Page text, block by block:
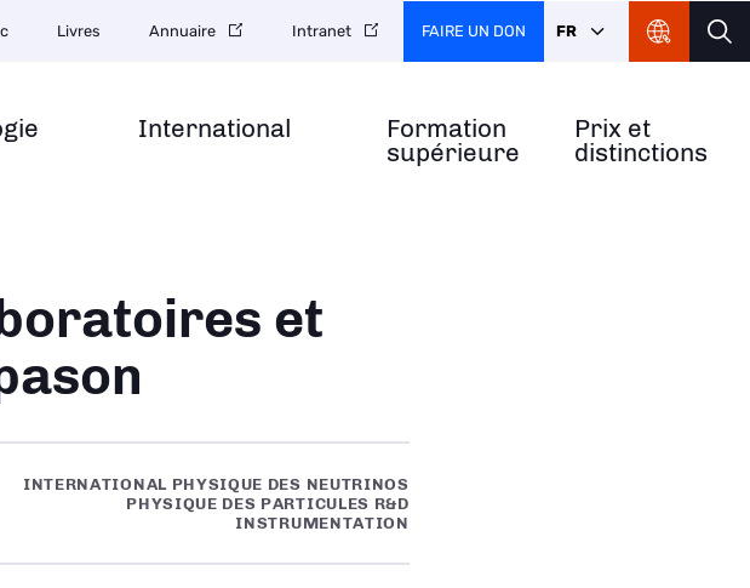
International
Formation
supérieure
Prix et
distinctions
Livres Annuaire Intranet FAIRE UN DON FR
et
INTERNATIONAL PHYSIQUE DES NEUTRINOS
PHYSIQUE DES PARTICULES R&D
INSTRUMENTATION